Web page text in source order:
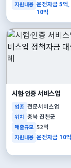
지원내용 운전자금 5억,
10억
시험·인증 서비스업
업종 전문서비스업
위치 충북 진천군
매출규모 52억
지원내용 운전자금 10억